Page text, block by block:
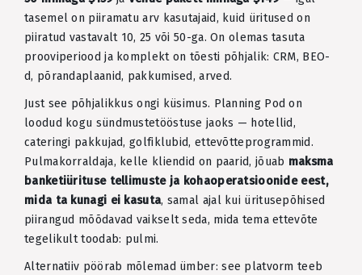
tasemel on piiramatu arv kasutajaid, kuid üritused on
piiratud vastavalt 10, 25 või 50-ga. On olemas tasuta
prooviperiood ja komplekt on tõesti põhjalik: CRM, BEO-
d, põrandaplaanid, pakkumised, arved.
Just see põhjalikkus ongi küsimus. Planning Pod on
loodud kogu sündmustetööstuse jaoks — hotellid,
cateringi pakkujad, golfiklubid, ettevõtteprogrammid.
Pulmakorraldaja, kelle kliendid on paarid, jõuab maksma
banketiürituse tellimuste ja kohaoperatsioonide eest,
mida ta kunagi ei kasuta, samal ajal kui üritusepõhised
piirangud mõõdavad vaikselt seda, mida tema ettevõte
tegelikult toodab: pulmi.
Alternatiiv pöörab mõlemad ümber: see platvorm teeb